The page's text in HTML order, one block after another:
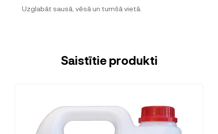
Uzglabāt sausā, vēsā un tumšā vietā.
Saistītie produkti